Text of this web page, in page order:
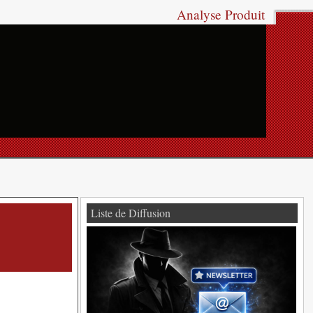
Analyse Produit
Liste de Diffusion